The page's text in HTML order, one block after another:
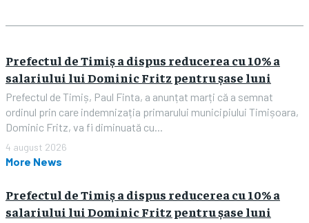
Prefectul de Timiș a dispus reducerea cu 10% a
salariului lui Dominic Fritz pentru șase luni
Prefectul de Timiș, Paul Finta, a anunțat marți că a semnat
ordinul prin care indemnizația primarului municipiului Timișoara,
Dominic Fritz, va fi diminuată cu...
4 august 2026
More News
Prefectul de Timiș a dispus reducerea cu 10% a
salariului lui Dominic Fritz pentru șase luni